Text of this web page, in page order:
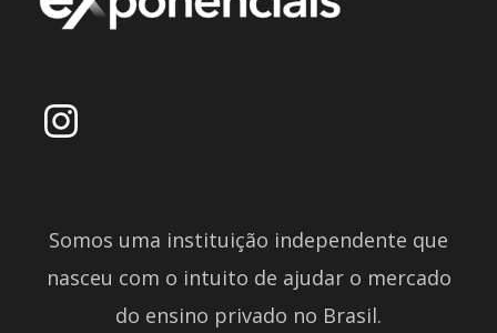
Somos uma instituição independente que
nasceu com o intuito de ajudar o mercado
do ensino privado no Brasil.